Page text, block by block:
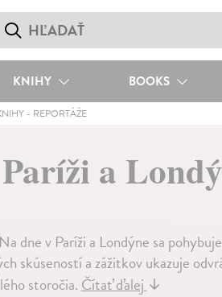
KNIHY BOOKS
- REPORTÁŽE
a
dne v Paríži a Londýne sa
skúseností a zážitkov ukazuje
storočia.Čítať ďalej↓